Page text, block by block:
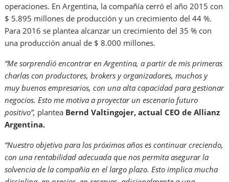
operaciones. En Argentina, la compañía cerró el año 2015 con
$ 5.895 millones de producción y un crecimiento del 44 %.
Para 2016 se plantea alcanzar un crecimiento del 35 % con
una producción anual de $ 8.000 millones.
“Me sorprendió encontrar en Argentina, a partir de mis primeras
charlas con productores, brokers y organizadores, muchos y
muy buenos empresarios, con una alta capacidad para gestionar
negocios. Esto me motiva a proyectar un escenario futuro
positivo”, plantea Bernd Valtingojer, actual CEO de Allianz
Argentina.
“Nuestro objetivo para los próximos años es continuar creciendo,
con una rentabilidad adecuada que nos permita asegurar la
solvencia de la compañía en el largo plazo. Esto implica mucha